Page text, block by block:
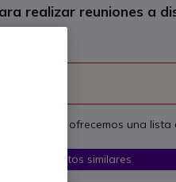
realizar reuniones a
le ofrecemos una lista
Ver productos similares